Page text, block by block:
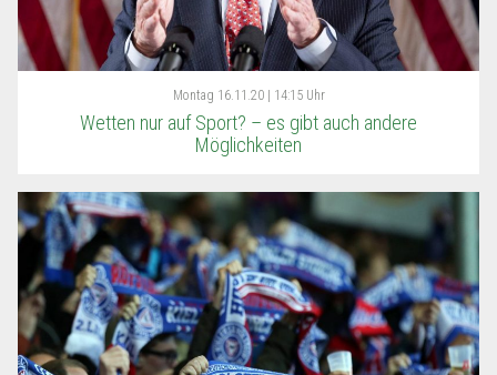
Montag 16.11.20 | 14:15 Uhr
Wetten nur auf Sport? – es gibt auch andere
Möglichkeiten